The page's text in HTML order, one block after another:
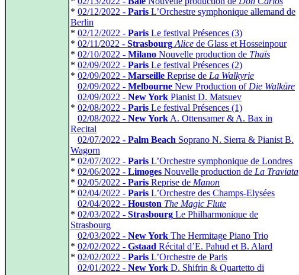
* 02/12/2022 - Paris L’Orchestre symphonique allemand de
Berlin
* 02/12/2022 - Paris Le festival Présences (3)
* 02/11/2022 - Strasbourg Alice de Glass et Hosseinpour
* 02/10/2022 - Milano Nouvelle production de Thaïs
* 02/09/2022 - Paris Le festival Présences (2)
* 02/09/2022 - Marseille Reprise de La Walkyrie
02/09/2022 - Melbourne New Production of Die Walküre
02/09/2022 - New York Pianist D. Matsuev
* 02/08/2022 - Paris Le festival Présences (1)
02/08/2022 - New York A. Ottensamer & A. Bax in
Recital
02/07/2022 - Palm Beach Soprano N. Sierra & Pianist B.
Wagorn
* 02/07/2022 - Paris L’Orchestre symphonique de Londres
* 02/06/2022 - Limoges Nouvelle production de La Traviata
* 02/05/2022 - Paris Reprise de Manon
* 02/04/2022 - Paris L’Orchestre des Champs-Elysées
02/04/2022 - Houston The Magic Flute
* 02/03/2022 - Strasbourg Le Philharmonique de
Strasbourg
02/03/2022 - New York The Hermitage Piano Trio
* 02/02/2022 - Gstaad Récital d’E. Pahud et B. Alard
* 02/02/2022 - Paris L’Orchestre de Paris
02/01/2022 - New York D. Shifrin & Quartetto di